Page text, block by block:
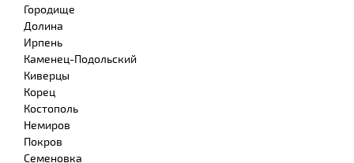
Городище
Долина
Ирпень
Каменец-Подольский
Киверцы
Корец
Костополь
Немиров
Покров
Семеновка